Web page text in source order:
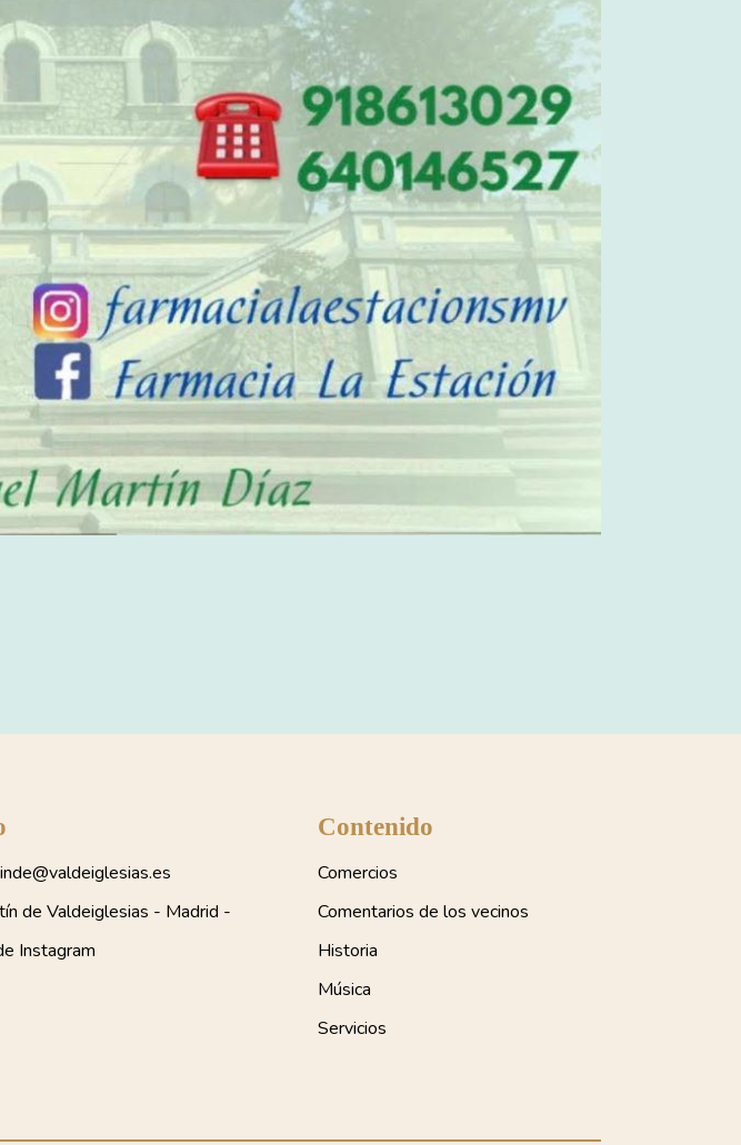
de Valdeiglesias - Madrid -
Instagram
Contenido
Comercios
Comentarios de los vecinos
Historia
Música
Servicios